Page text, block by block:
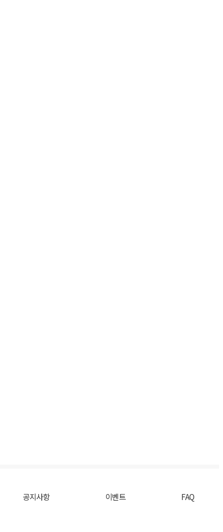
공지사항 이벤트 FAQ